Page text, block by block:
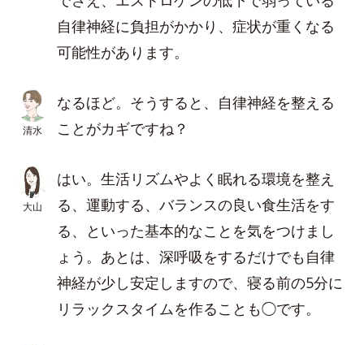
自律神経に負担がかかり、症状が重くなる
可能性があります。
清水
なるほど。そうすると、自律神経を整える
ことがカギですね？
大山
はい。生活リズムやよく眠れる環境を整え
る、運動する、バランスの良い食生活をす
る、といった基本的なことを気をつけまし
ょう。あとは、深呼吸をするだけでも自律
神経が少し安定しますので、寝る前の5分に
リラックスタイムを作ることも◯です。